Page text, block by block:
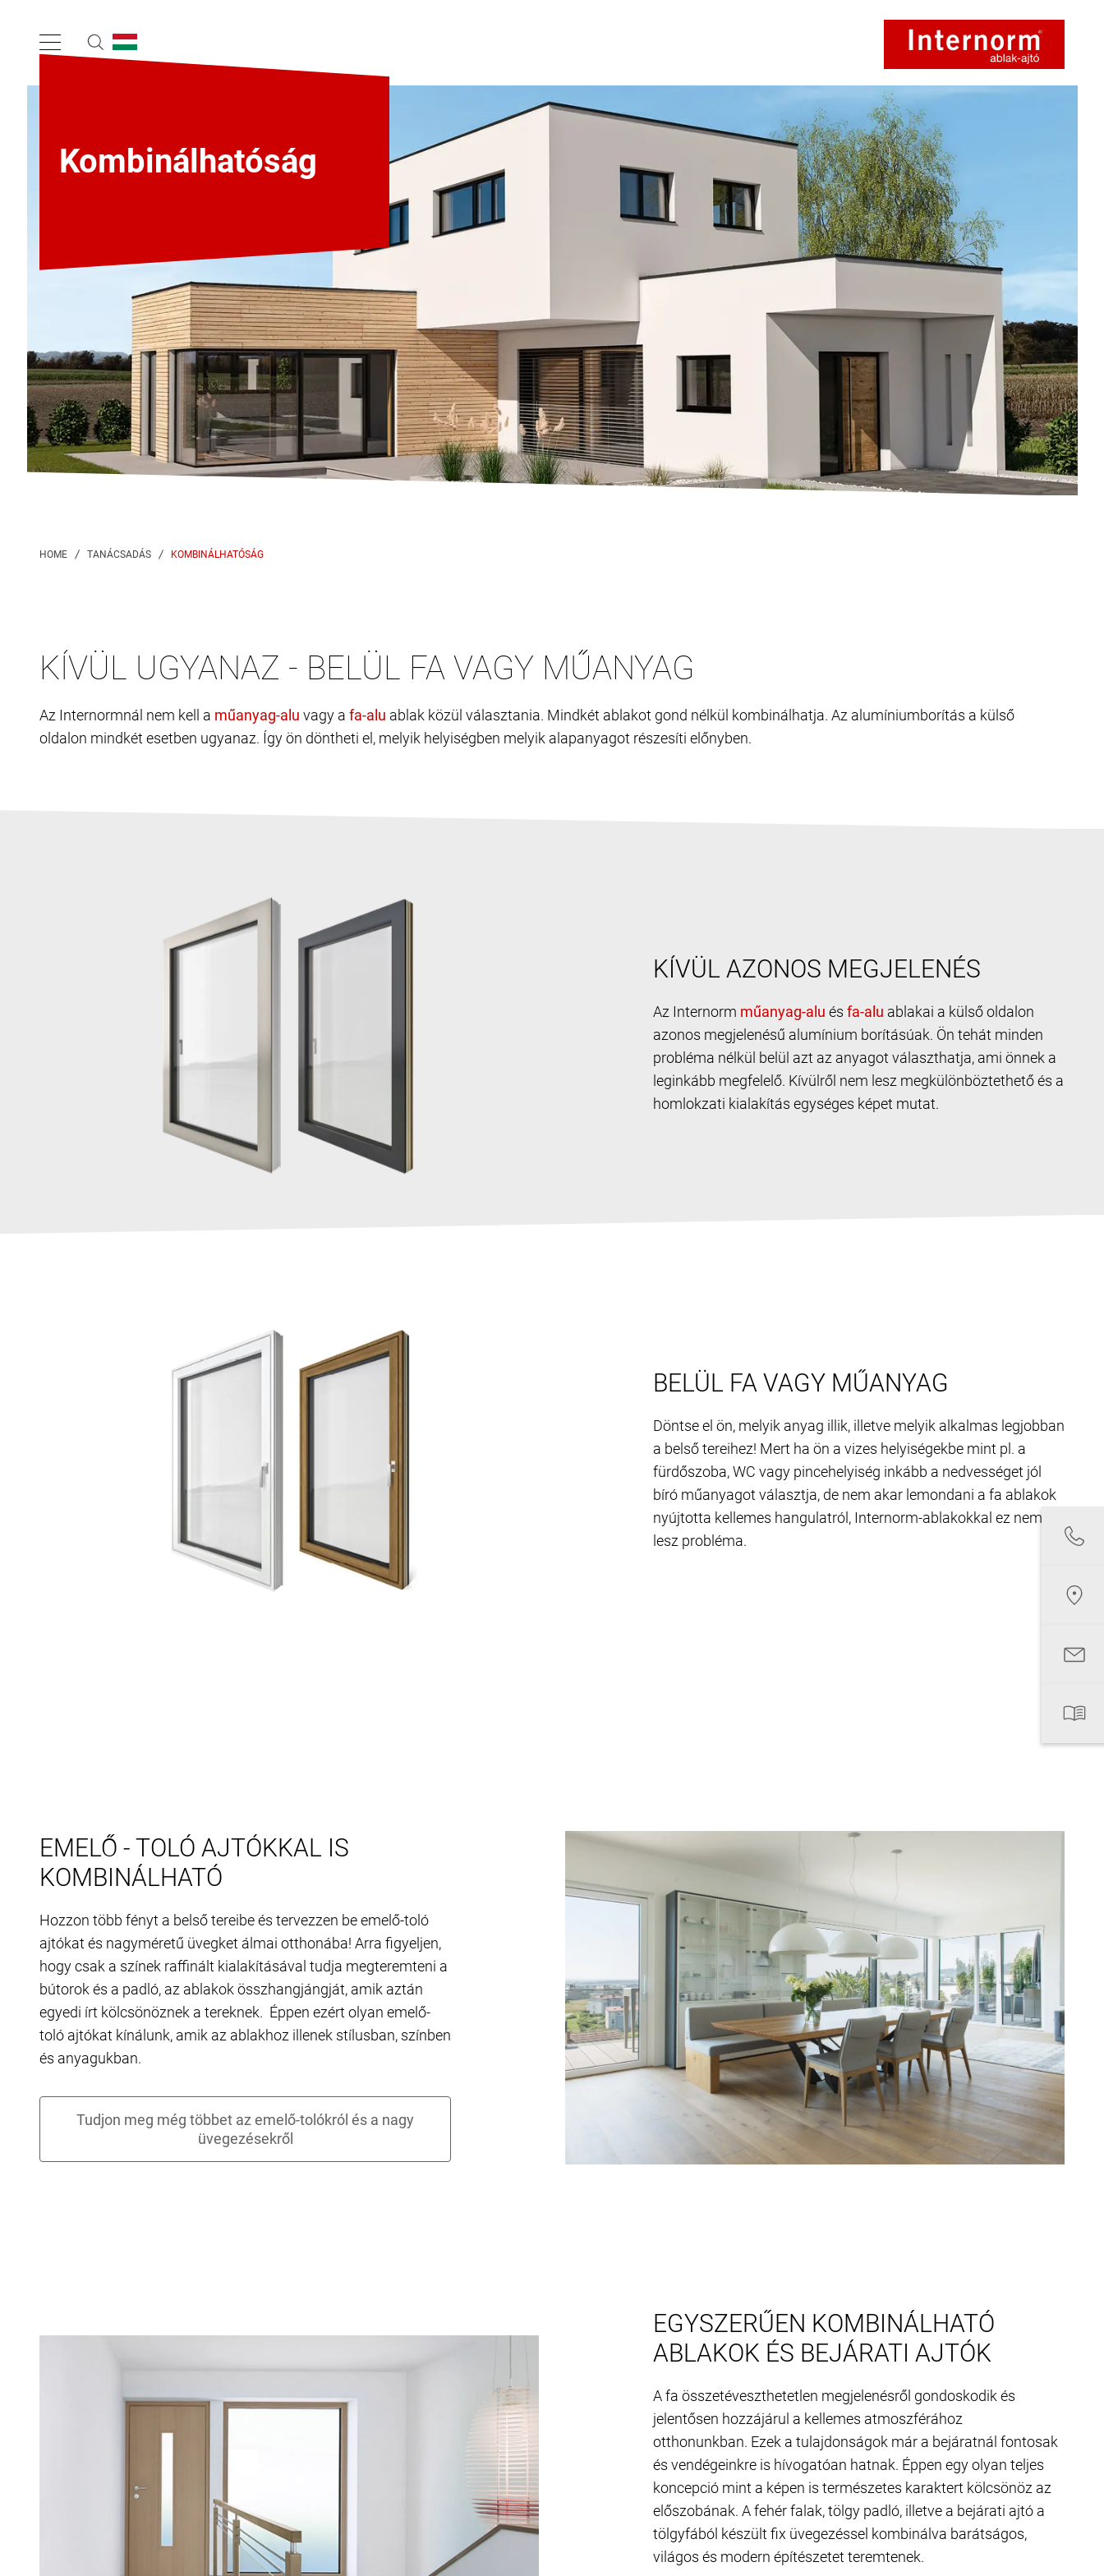
Kombinálhatóság
KOMBINÁLHATÓSÁG
KÍVÜL UGYANAZ - BELÜL FA VAGY MŰANYAG
Az Internormnál nem kell a vagy a
ablak közül választania. Mindkét ablakot gond nélkül kombinálhatja. Az alumíniumborítás a külső
oldalon mindkét esetben ugyanaz. Így ön döntheti el, melyik helyiségben melyik alapanyagot részesíti előnyben.
KÍVÜL AZONOS MEGJELENÉS
Az Internorm és
ablakai a külső oldalon
azonos megjelenésű alumínium borításúak. Ön tehát minden
probléma nélkül belül azt az anyagot választhatja, ami önnek a
leginkább megfelelő. Kívülről nem lesz megkülönböztethető és a
homlokzati kialakítás egységes képet mutat.
BELÜL FA VAGY MŰANYAG
Döntse el ön, melyik anyag illik, illetve melyik alkalmas legjobban
a belső tereihez! Mert ha ön a vizes helyiségekbe mint pl. a
fürdőszoba, WC vagy pincehelyiség inkább a nedvességet jól
bíró műanyagot választja, de nem akar lemondani a fa ablakok
nyújtotta kellemes hangulatról, Internorm-ablakokkal ez nem
lesz probléma.
EMELŐ - TOLÓ AJTÓKKAL IS
KOMBINÁLHATÓ
Hozzon több fényt a belső tereibe és tervezzen be emelő-toló
ajtókat és nagyméretű üvegket álmai otthonába! Arra figyeljen,
hogy csak a színek raffinált kialakításával tudja megteremteni a
bútorok és a padló, az ablakok összhangjángját, amik aztán
egyedi írt kölcsönöznek a tereknek. Éppen ezért olyan emelő-
toló ajtókat kínálunk, amik az ablakhoz illenek stílusban, színben
és anyagukban.
EGYSZERŰEN KOMBINÁLHATÓ
ABLAKOK ÉS BEJÁRATI AJTÓK
A fa összetéveszthetetlen megjelenésről gondoskodik és
jelentősen hozzájárul a kellemes atmoszférához
otthonunkban. Ezek a tulajdonságok már a bejáratnál fontosak
és vendégeinkre is hívogatóan hatnak. Éppen egy olyan teljes
koncepció mint a képen is természetes karaktert kölcsönöz az
előszobának. A fehér falak, tölgy padló, illetve a bejárati ajtó a
tölgyfából készült fix üvegezéssel kombinálva barátságos,
világos és modern építészetet teremtenek.